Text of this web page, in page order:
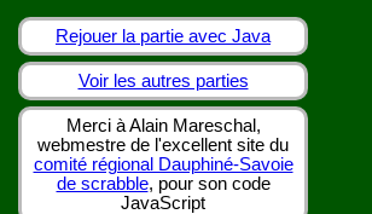
Rejouer la partie avec Java
Voir les autres parties
Merci à Alain Mareschal,
webmestre de l'excellent site du
comité régional Dauphiné-Savoie
de scrabble, pour son code
JavaScript